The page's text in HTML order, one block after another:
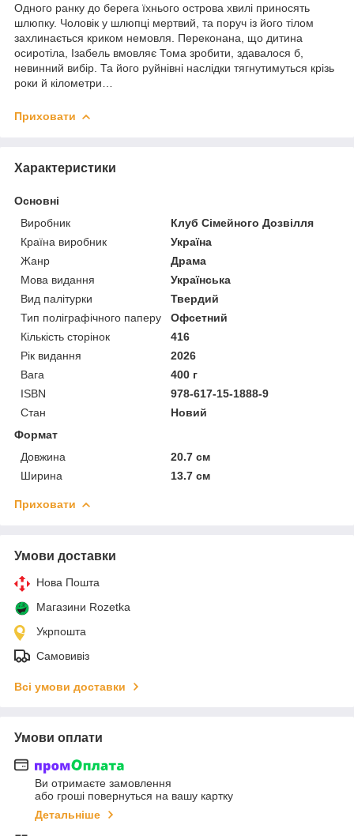
Одного ранку до берега їхнього острова хвилі приносять
шлюпку. Чоловік у шлюпці мертвий, та поруч із його тілом
захлинається криком немовля. Переконана, що дитина
осиротіла, Ізабель вмовляє Тома зробити, здавалося б,
невинний вибір. Та його руйнівні наслідки тягнутимуться крізь
роки й кілометри…
Приховати
Характеристики
Основні
Виробник
Клуб Сімейного Дозвілля
Країна виробник
Україна
Жанр
Драма
Мова видання
Українська
Вид палітурки
Твердий
Тип поліграфічного паперу
Офсетний
Кількість сторінок
416
Рік видання
2026
Вага
400 г
ISBN
978-617-15-1888-9
Стан
Новий
Формат
Довжина
20.7 см
Ширина
13.7 см
Приховати
Умови доставки
Нова Пошта
Магазини Rozetka
Укрпошта
Самовивіз
Всі умови доставки
Умови оплати
Ви отримаєте замовлення
або гроші повернуться на вашу картку
Детальніше